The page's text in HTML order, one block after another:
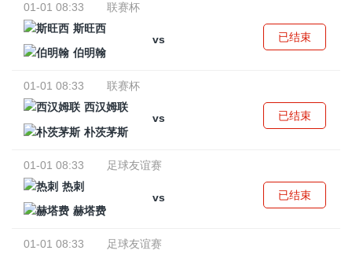
01-01 08:33
联赛杯
斯旺西
vs
伯明翰
已结束
01-01 08:33
联赛杯
西汉姆联
vs
朴茨茅斯
已结束
01-01 08:33
足球友谊赛
热刺
vs
赫塔费
已结束
01-01 08:33
足球友谊赛